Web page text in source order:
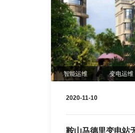
智能运维 变电运维
2020-11-10
鞍山马德里变电站